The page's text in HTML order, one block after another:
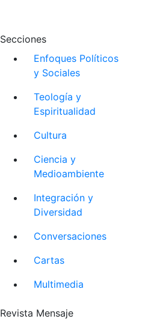
Secciones
Enfoques Políticos
y Sociales
Teología y
Espiritualidad
Cultura
Ciencia y
Medioambiente
Integración y
Diversidad
Conversaciones
Cartas
Multimedia
Revista Mensaje